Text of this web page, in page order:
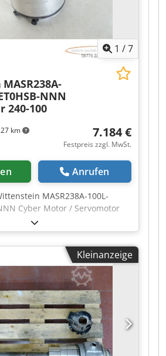
1 /7
km
MASR238A-
NNN
240-100
7.184 €
Festpreis zzgl. MwSt.
Anrufen
MASR238A-100L-
Cyber Motor / Servomotor
100 SN: 2426819 -
Erhaltungszustand, 100%
gem. Fotos,
für Verpackung und Versand
ATTENTION: Please
for packing and transport
Ddbo Aanjrf
Kleinanzeige